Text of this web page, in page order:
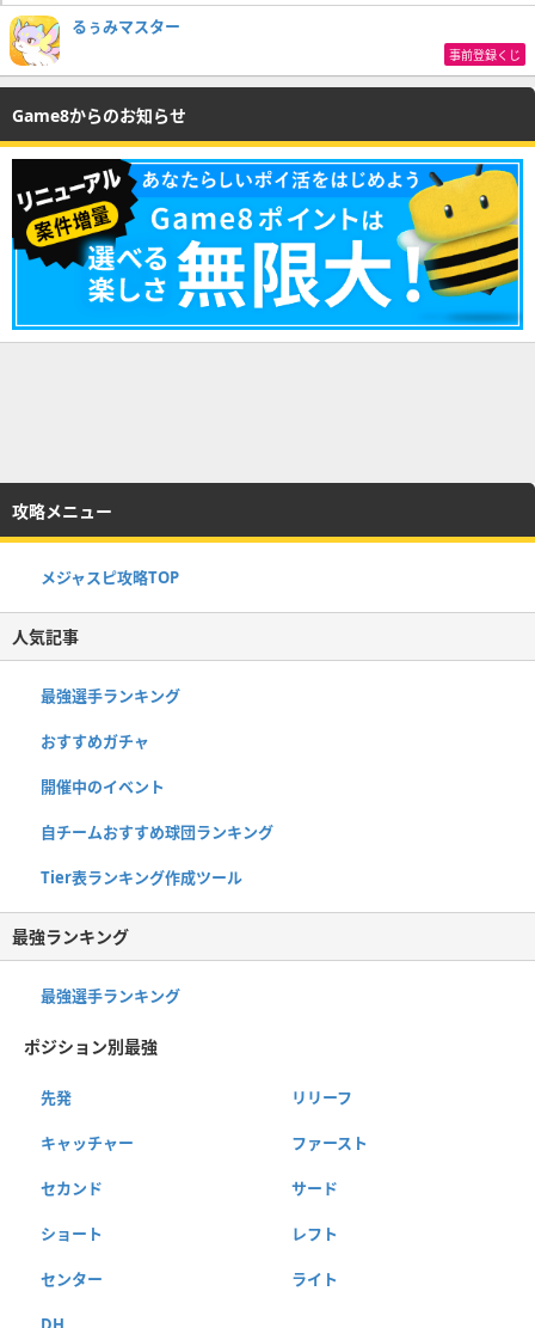
るぅみマスター
事前登録くじ
Game8からのお知らせ
攻略メニュー
メジャスピ攻略TOP
人気記事
最強選手ランキング
おすすめガチャ
開催中のイベント
自チームおすすめ球団ランキング
Tier表ランキング作成ツール
最強ランキング
最強選手ランキング
ポジション別最強
先発 リリーフ
キャッチャー ファースト
セカンド サード
ショート レフト
センター ライト